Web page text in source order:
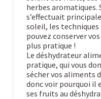
herbes aromatiques.
s’effectuait
soleil, les
pouvez conserver
plus pratique !
Le déshydrateur
pratique, qui vous
sécher vos aliments
donc voir pourquoi
ses fruits au